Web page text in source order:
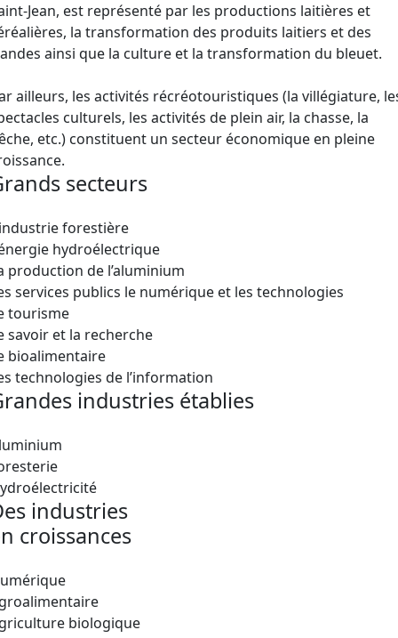
Jean, est représenté par les productions laitières et
la transformation des produits laitiers et des
ainsi que la culture et la transformation du bleuet.
ailleurs, les activités récréotouristiques (la villégiature,
culturels, les activités de plein air, la chasse, la
etc.) constituent un secteur économique en pleine
secteurs
forestière
hydroélectrique
production de l’aluminium
services publics le numérique et les technologies
tourisme
savoir et la recherche
bioalimentaire
technologies de l’information
industries établies
industries
croissances
biologique